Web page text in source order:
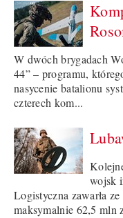
W dwóch brygadach
44” – programu,
nasycenie batalionu
czterech kom...
wojsk
Logistyczna zawarła
maksymalnie 62,5 mln